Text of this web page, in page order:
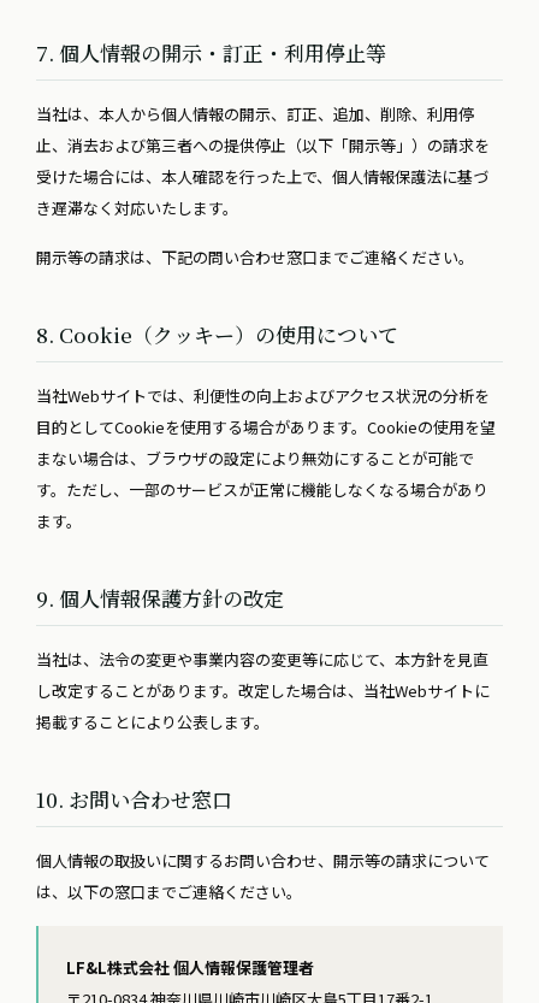
7. 個人情報の開示・訂正・利用停止等
当社は、本人から個人情報の開示、訂正、追加、削除、利用停
止、消去および第三者への提供停止（以下「開示等」）の請求を
受けた場合には、本人確認を行った上で、個人情報保護法に基づ
き遅滞なく対応いたします。
開示等の請求は、下記の問い合わせ窓口までご連絡ください。
8. Cookie（クッキー）の使用について
当社Webサイトでは、利便性の向上およびアクセス状況の分析を
目的としてCookieを使用する場合があります。Cookieの使用を望
まない場合は、ブラウザの設定により無効にすることが可能で
す。ただし、一部のサービスが正常に機能しなくなる場合があり
ます。
9. 個人情報保護方針の改定
当社は、法令の変更や事業内容の変更等に応じて、本方針を見直
し改定することがあります。改定した場合は、当社Webサイトに
掲載することにより公表します。
10. お問い合わせ窓口
個人情報の取扱いに関するお問い合わせ、開示等の請求について
は、以下の窓口までご連絡ください。
LF&L株式会社 個人情報保護管理者